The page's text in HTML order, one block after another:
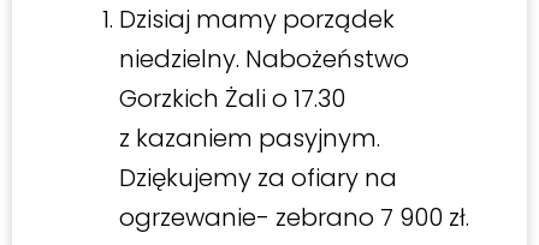
Dzisiaj mamy porządek
niedzielny. Nabożeństwo
Gorzkich Żali o 17.30
z kazaniem pasyjnym.
Dziękujemy za ofiary na
ogrzewanie- zebrano 7 900 zł.